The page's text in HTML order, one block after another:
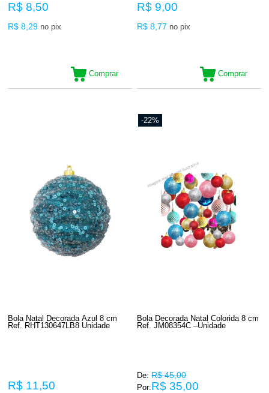
R$ 8,50
R$ 8,29 no pix
Comprar
R$ 9,00
R$ 8,77 no pix
Comprar
Bola Natal Decorada Azul 8 cm
Ref. RHT130647LB8 Unidade
R$ 11,50
-22%
Bola Decorada Natal Colorida 8 cm
Ref. JM08354C –Unidade
De: R$ 45,00
Por:R$ 35,00